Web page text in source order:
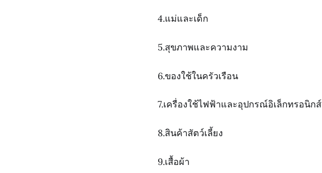
4.แม่และเด็ก
5.สุขภาพและความงาม
6.ของใช้ในครัวเรือน
7.เครื่องใช้ไฟฟ้าและอุปกรณ์อิเล็กทรอนิกส์
8.สินค้าสัตว์เลี้ยง
9.เสื้อผ้า